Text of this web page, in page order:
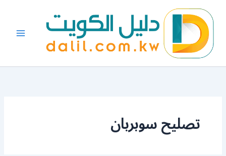
المحتوى
تصليح سوبربان